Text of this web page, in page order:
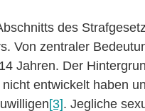
des
Von zentraler
Jahren. Der
entwickelt haben
[3]. Jegliche